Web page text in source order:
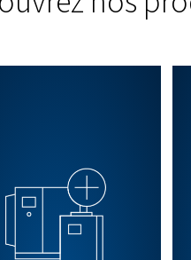
plus de nos compresseurs
performances optimales de
là pour répondre à vos